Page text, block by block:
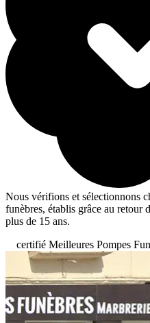
Nous vérifions et sélectionnons
funèbres, établis grâce au retour
plus de 15 ans.
certifié Meilleures Pompes